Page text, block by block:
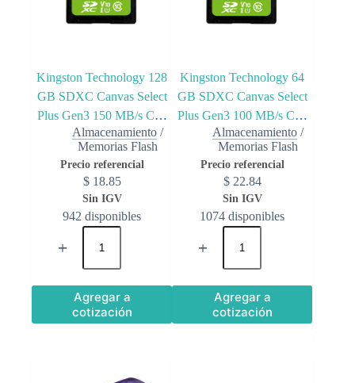
Kingston Technology 128
GB SDXC Canvas Select
Plus Gen3 150 MB/s C10
UHS-I U1 V10
Almacenamiento /
Memorias Flash
$18.85
942 disponibles
Agregar a
cotización
Kingston Technology 64
GB SDXC Canvas Select
Plus Gen3 100 MB/s C10
UHS-I U1 V10
Almacenamiento /
Memorias Flash
$22.84
1074 disponibles
Agregar a
cotización